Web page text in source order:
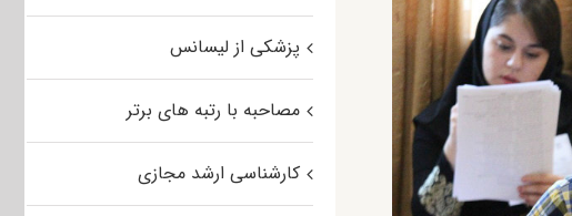
پزشکی از لیسانس
مصاحبه با رتبه های برتر
کارشناسی ارشد مجازی